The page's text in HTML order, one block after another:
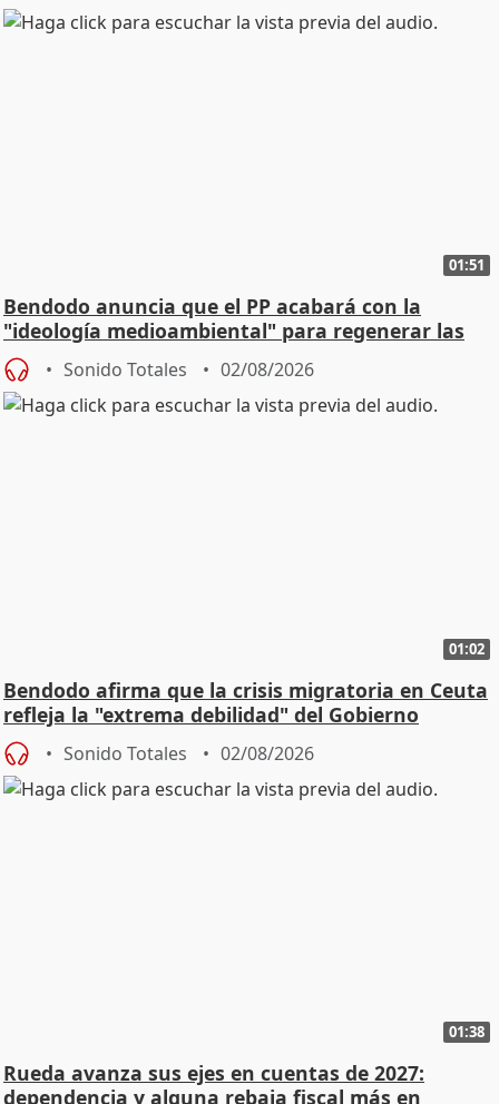
01:51
Bendodo anuncia que el PP acabará con la
"ideología medioambiental" para regenerar las
playas
Sonido Totales 02/08/2026
01:02
Bendodo afirma que la crisis migratoria en Ceuta
refleja la "extrema debilidad" del Gobierno
Sonido Totales 02/08/2026
01:38
Rueda avanza sus ejes en cuentas de 2027:
dependencia y alguna rebaja fiscal más en